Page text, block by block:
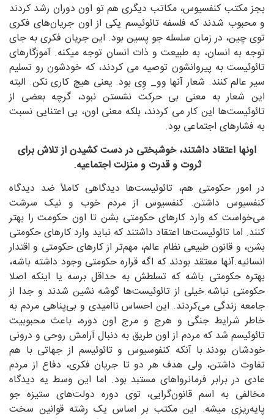
بجز مکتب کنفسیوس، مکاتب دیگری هم تو اون دوران رشد کردند
و محبوب شدند که فلسفه تائوئیسم یکی از اون جریان‌های فکری
توی چین، در زمان سلسله جو پسین بود. این جریان فکری به جای
توجه به انسان، به طبیعت و ذات انسان توجه میکنه. آموزگارهای
تائوئیست به پیروانشون توصیه می کردند، که خودشون رو تسلیم
سیر عالم کنند. شعار آنها وو_ وِی بود. یعنی هیچ کاری نکن. البته
این شعار به معنی بی حرکت نشستن نبود، گرچه بعضی از
تائوئیست‌ها این کار می کردند، بلکه معنی اون، بی اعتنایی نسبت
به فشارهای اجتماعی بود.
اونها اعتقاد داشتند، خوشبختی در دست کشیدن از تلاش برای
ثروت و قدرت و منزلت اجتماعیه.
در امور حکومتی هم، تائوئیست‌ها دیدگاهی کاملاً ضد دیدگاه
کنفسیوس داشتن. کنفسیوس از مردم خوب و نیک سرشت
می‌خواست که وارد کارهای حکومتی بشن تا اون حکومت را بهتر
کنند. اما تائوئیست‌ها اعتقاد داشتند که نباید وارد کارهای حکومتی
بشن، و قانون طبیعی نظام عالم، مهم‌تر از کارهای حکومتی و اقتدار
انسانیه.آنها معتقد بودند که اگه قراره حکومتی وجود داشته باشه،
بهتره حکومتی باشه که تسلطش به حداقل برسه یا اینکه اصلا
حکومتی نباشه.خیلی از تائوئیست‌ها گوشه نشین شدند و جدا از
جامعه زندگی می‌کردند. این احساس ناامیدی و بی‌پناهی مردم به
خاطر شرایط جنگی و هرج و مرج اون دوره، باعث محبوبیت
تائوئیسم شد که مردم از اون طریق به دنبال آرامش روحی و درونی
خودشان بودند.با آنکه کنفوسیوس و تائوئیسم از جهاتی با هم
تفاوت داشتن، ولی هدف هر دو تا جریان فکری، دفاع از مردم
عادی در برابر فرمانرواهای مستبد بود. اما این وسط یه دیدگاه
مخالفی به اسم قانون‌گرایی، توی دوره دولت‌های ستیزه جو
پایه‌ریزی میشه. این مکتب بر اساس یک رشته قوانین سخت